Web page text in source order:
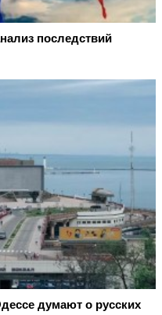
последствий
думают о русских